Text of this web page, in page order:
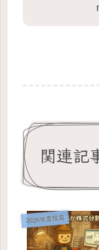
関連記
2026年度投資